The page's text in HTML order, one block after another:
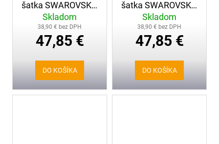
šatka SWAROVSKI ,
zelená
Skladom
38,90 € bez DPH
47,85 €
DO KOŠÍKA
šatka SWAROVSKI ,
dámska, čierna
Skladom
38,90 € bez DPH
47,85 €
DO KOŠÍKA